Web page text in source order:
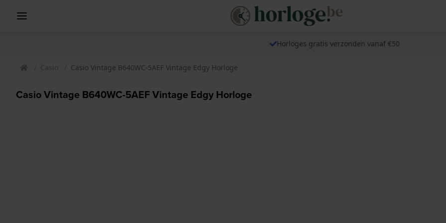
Horloges gratis verzonden vanaf €50
Casio Casio Vintage B640WC-5AEF Vintage Edgy Horloge
Casio Vintage B640WC-5AEF Vintage Edgy Horloge